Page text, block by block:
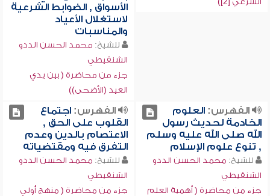
الأسواق , الضوابط الشرعية
لاستغلال الأعياد
والمناسبات
للشيخ: محمد الحسن الددو
الشنقيطي
جزء من محاضرة ( بين يدي
العيد (الأضحى))
الفهرس:العلوم
الخادمة لحديث رسول
الله صلى الله عليه وسلم
, تنوع علوم الإسلام
للشيخ: محمد الحسن الددو
الشنقيطي
جزء من محاضرة ( أهمية العلم
الفهرس:اجتماع
القلوب على الحق ,
الاعتصام بالدين وعدم
التفرق فيه ومقتضياته
للشيخ: محمد الحسن الددو
الشنقيطي
جزء من محاضرة ( منهج أولي